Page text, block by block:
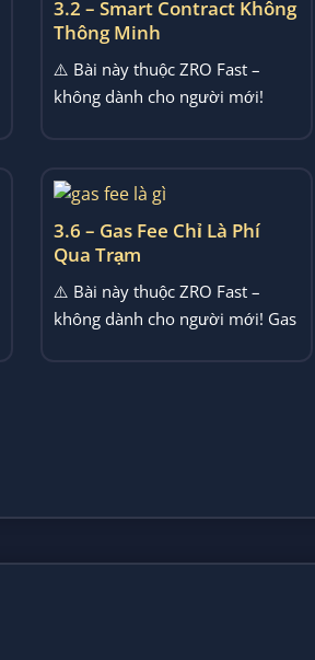
3.2 – Smart Contract Không
Thông Minh
⚠️ Bài này thuộc ZRO Fast –
không dành cho người mới!
3.6 – Gas Fee Chỉ Là Phí
Qua Trạm
⚠️ Bài này thuộc ZRO Fast –
không dành cho người mới! Gas